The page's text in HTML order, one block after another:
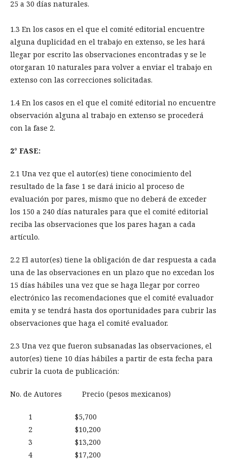
25 a 30 días naturales.
1.3 En los casos en el que el comité editorial encuentre
alguna duplicidad en el trabajo en extenso, se les hará
llegar por escrito las observaciones encontradas y se le
otorgaran 10 naturales para volver a enviar el trabajo en
extenso con las correcciones solicitadas.
1.4 En los casos en el que el comité editorial no encuentre
observación alguna al trabajo en extenso se procederá
con la fase 2.
2° FASE:
2.1 Una vez que el autor(es) tiene conocimiento del
resultado de la fase 1 se dará inicio al proceso de
evaluación por pares, mismo que no deberá de exceder
los 150 a 240 días naturales para que el comité editorial
reciba las observaciones que los pares hagan a cada
artículo.
2.2 El autor(es) tiene la obligación de dar respuesta a cada
una de las observaciones en un plazo que no excedan los
15 días hábiles una vez que se haga llegar por correo
electrónico las recomendaciones que el comité evaluador
emita y se tendrá hasta dos oportunidades para cubrir las
observaciones que haga el comité evaluador.
2.3 Una vez que fueron subsanadas las observaciones, el
autor(es) tiene 10 días hábiles a partir de esta fecha para
cubrir la cuota de publicación:
No. de Autores Precio (pesos mexicanos)
1 $5,700
2 $10,200
3 $13,200
4 $17,200